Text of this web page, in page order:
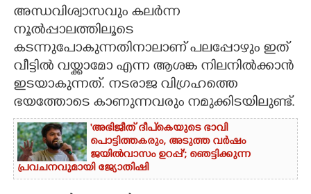
അന്ധവിശ്വാസവും കലർന്ന
നൂൽപ്പാലത്തിലൂടെ
കടന്നുപോകുന്നതിനാലാണ് പലപ്പോഴും ഇത്
വീട്ടിൽ വയ്ക്കാമോ എന്ന ആശങ്ക നിലനിൽക്കാൻ
ഇടയാകുന്നത്. നടരാജ വിഗ്രഹത്തെ
ഭയത്തോടെ കാണുന്നവരും നമുക്കിടയിലുണ്ട്.
'അഭിജീത് ദീപ്‌കെയുടെ ഭാവി
പൊട്ടിത്തകരും, അടുത്ത വർഷം
ജയിൽവാസം ഉറപ്പ്'; ഞെട്ടിക്കുന്ന
പ്രവചനവുമായി ജ്യോതിഷി